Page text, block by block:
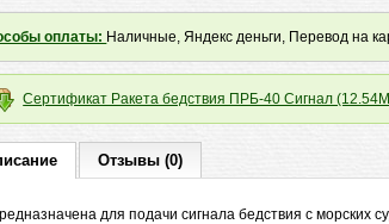
оплаты: Наличные, Яндекс деньги, Перевод на
Сертификат Ракета бедствия ПРБ-40 Сигнал
Отзывы (0)
для подачи сигнала бедствия с морских